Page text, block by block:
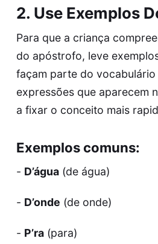
2. Use Exemplos
Para que a criança
do apóstrofo, leve
façam parte do vocabulário
expressões que aparecem
a fixar o conceito mais
Exemplos comuns:
- D’água(de água)
- D’onde (de onde)
- P’ra(para)